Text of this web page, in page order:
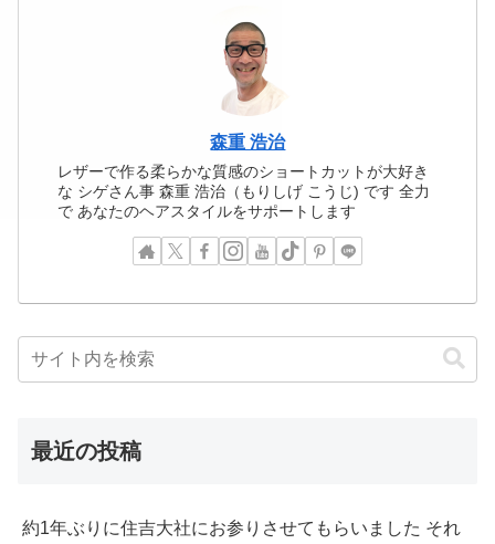
森重 浩治
レザーで作る柔らかな質感のショートカットが大好き
な シゲさん事 森重 浩治（もりしげ こうじ) です 全力
で あなたのヘアスタイルをサポートします
最近の投稿
約1年ぶりに住吉大社にお参りさせてもらいました それ